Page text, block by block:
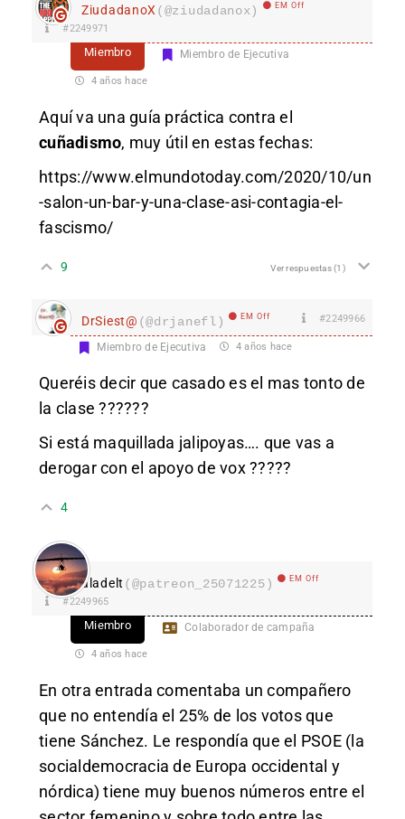
ZiudadanoX (@ziudadanox) EM Off
#2249971
Miembro Miembro de Ejecutiva
4 años hace
Aquí va una guía práctica contra el
cuñadismo, muy útil en estas fechas:
https://www.elmundotoday.com/2020/10/un
-salon-un-bar-y-una-clase-asi-contagia-el-
fascismo/
9 Ver respuestas(1)
DrSiest@ (@drjanefl) EM Off #2249966
Miembro de Ejecutiva 4 años hace
Queréis decir que casado es el mas tonto de
la clase ??????
Si está maquillada jalipoyas…. que vas a
derogar con el apoyo de vox ?????
4
aladelt (@patreon_25071225) EM Off
#2249965
Miembro Colaborador de campaña
4 años hace
En otra entrada comentaba un compañero
que no entendía el 25% de los votos que
tiene Sánchez. Le respondía que el PSOE (la
socialdemocracia de Europa occidental y
nórdica) tiene muy buenos números entre el